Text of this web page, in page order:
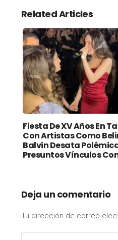
Related Articles
Fiesta De XV Años En
Con Artistas Como
Balvin Desata
Presuntos Vínculos
Deja un comentario
Tu dirección de correo